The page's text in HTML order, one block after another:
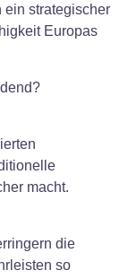
ein strategischer
Europas
macht.
die
so